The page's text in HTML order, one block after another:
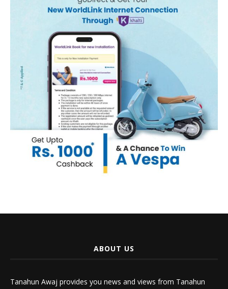
ABOUT US
Tanahun Awaj provides you news and views from Tanahun